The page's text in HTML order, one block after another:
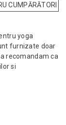
CUMPĂRĂTORI
yoga
furnizate doar
recomandam ca
si